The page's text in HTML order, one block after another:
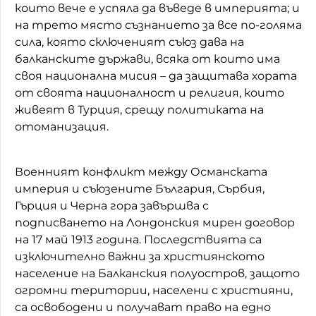
които вече е успяла да въведе в империята; и
на трето място съзнанието за все по-голяма
сила, която сключеният съюз дава на
балканските държави, всяка от които има
своя национална мисия – да защитава хората
от своята националност и религия, които
живеят в Турция, срещу политиката на
отоманизация.
Военният конфликт между Османската
империя и съюзените България, Сърбия,
Гърция и Черна гора завършва с
подписването на Лондонския мирен договор
на 17 май 1913 година. Последствията са
изключително важни за християнското
население на Балканския полуостров, защото
огромни територии, населени с християни,
са освободени и получават право на едно